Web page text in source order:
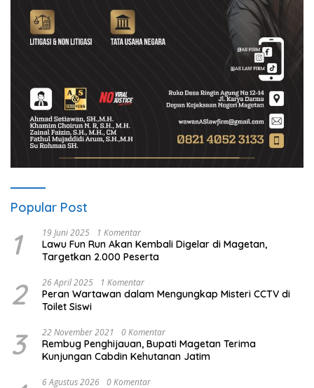
Popular Post
1 19 Juni 2025 1 Komentar
Lawu Fun Run Akan Kembali Digelar di Magetan,
Targetkan 2.000 Peserta
2 26 April 2025 1 Komentar
Peran Wartawan dalam Mengungkap Misteri CCTV di
Toilet Siswi
3 22 November 2021 0 Komentar
Rembug Penghijauan, Bupati Magetan Terima
Kunjungan Cabdin Kehutanan Jatim
6 Agustus 2026 0 Komentar